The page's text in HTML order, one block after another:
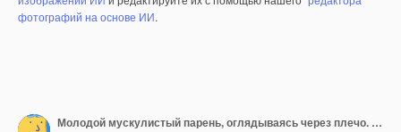
фотографий на основе ИИ.
Молодой мускулистый парень, оглядываясь через плечо. Портрет красивого мужчины в синих шортах.